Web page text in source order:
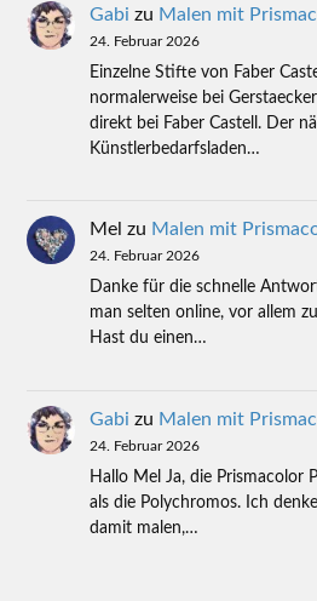
Gabi zu Malen mit
24. Februar 2026
Einzelne Stifte von Faber
normalerweise bei
direkt bei Faber Castell. Der
Künstlerbedarfsladen…
Mel zu Malen mit
24. Februar 2026
Danke für die schnelle
man selten online, vor allem
Hast du einen…
Gabi zu Malen mit
24. Februar 2026
Hallo Mel Ja, die Prismacolor
als die Polychromos. Ich
damit malen,…